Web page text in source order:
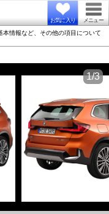
お気に入り メニュー
情報など、その他の項目について
1/3